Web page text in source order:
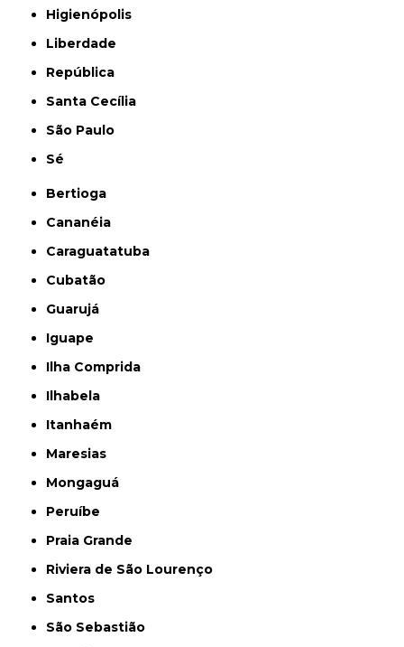
Higienópolis
Liberdade
República
Santa Cecília
São Paulo
Sé
Bertioga
Cananéia
Caraguatatuba
Cubatão
Guarujá
Iguape
Ilha Comprida
Ilhabela
Itanhaém
Maresias
Mongaguá
Peruíbe
Praia Grande
Riviera de São Lourenço
Santos
São Sebastião